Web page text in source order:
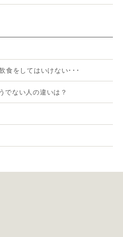
食をしてはいけない･･･
でない人の違いは？